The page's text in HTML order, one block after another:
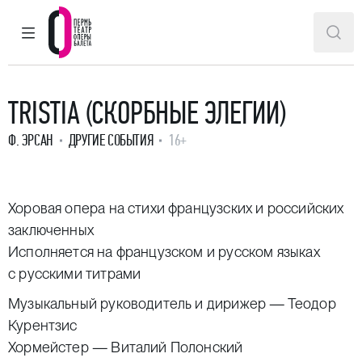
ГЛАВНОЕ МЕНЮ
Пермский театр оперы и балета
TRISTIA (СКОРБНЫЕ ЭЛЕГИИ)
Ф. ЭРСАН ДРУГИЕ СОБЫТИЯ 16+
Хоровая опера на стихи французских и российских
заключенных
Исполняется на французском и русском языках
с русскими титрами
Музыкальный руководитель и дирижер — Теодор
Курентзис
Хормейстер — Виталий Полонский